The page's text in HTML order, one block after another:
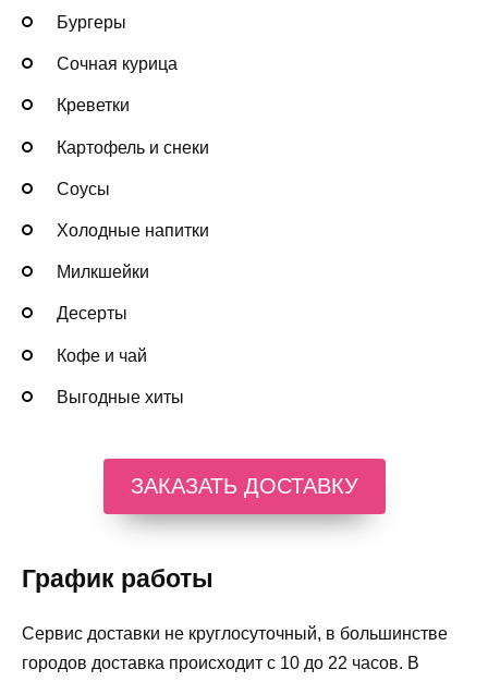
Бургеры
Сочная курица
Креветки
Картофель и снеки
Соусы
Холодные напитки
Милкшейки
Десерты
Кофе и чай
Выгодные хиты
ЗАКАЗАТЬ ДОСТАВКУ
График работы
Сервис доставки не круглосуточный, в большинстве
городов доставка происходит с 10 до 22 часов. В